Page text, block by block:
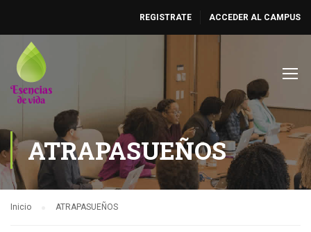
REGISTRATE ACCEDER AL CAMPUS
ATRAPASUEÑOS
Inicio ATRAPASUEÑOS